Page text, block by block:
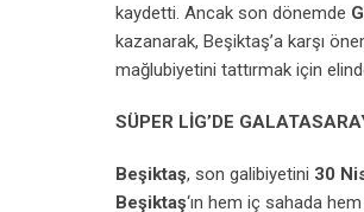
kaydetti. Ancak son dönemde
kazanarak, Beşiktaş’a karşı
mağlubiyetini tattırmak için
SÜPER LİG’DE
Beşiktaş, son galibiyetini 30
Beşiktaş‘ın hem iç sahada